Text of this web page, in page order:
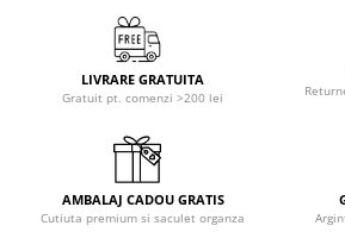
LIVRARE GRATUITA
Gratuit pt. comenzi >200 lei
AMBALAJ CADOU GRATIS
Cutiuta premium si saculet organza